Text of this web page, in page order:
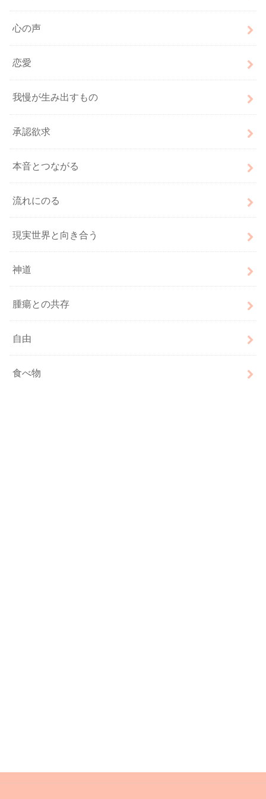
心の声
恋愛
我慢が生み出すもの
承認欲求
本音とつながる
流れにのる
現実世界と向き合う
神道
腫瘍との共存
自由
食べ物